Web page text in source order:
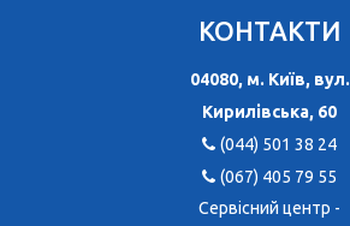
КОНТАКТИ
04080, м. Київ, вул.
Кирилівська, 60
(044) 501 38 24
(067) 405 79 55
Сервісний центр -